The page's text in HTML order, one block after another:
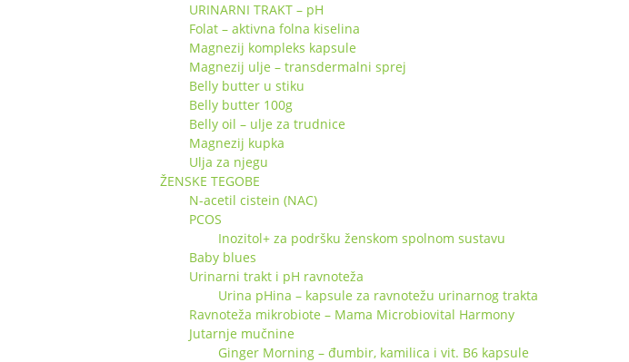
URINARNI TRAKT – pH
Folat – aktivna folna kiselina
Magnezij kompleks kapsule
Magnezij ulje – transdermalni sprej
Belly butter u stiku
Belly butter 100g
Belly oil – ulje za trudnice
Magnezij kupka
Ulja za njegu
ŽENSKE TEGOBE
N-acetil cistein (NAC)
PCOS
Inozitol+ za podršku ženskom spolnom sustavu
Baby blues
Urinarni trakt i pH ravnoteža
Urina pHina – kapsule za ravnotežu urinarnog trakta
Ravnoteža mikrobiote – Mama Microbiovital Harmony
Jutarnje mučnine
Ginger Morning – đumbir, kamilica i vit. B6 kapsule